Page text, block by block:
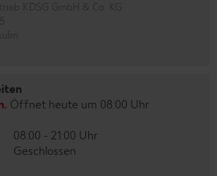
KDSG GmbH & Co. KG
Öffnet heute um 08:00 Uhr
08:00 - 21:00 Uhr
Geschlossen